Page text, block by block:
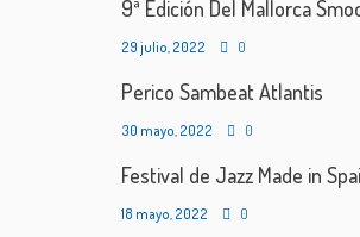
9ª Edición Del Mallorca
29 julio, 2022 0
Perico Sambeat Atlantis
30 mayo, 2022 0
Festival de Jazz Made in
18 mayo, 2022 0